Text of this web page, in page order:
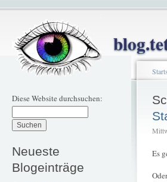
Diese Website durchsuchen:
Neueste
Blogeinträge
Es